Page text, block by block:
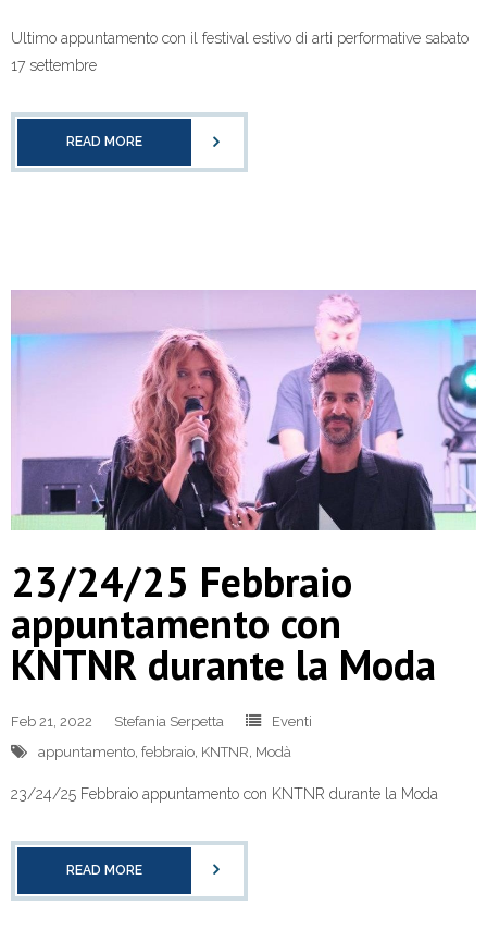
Ultimo appuntamento con il festival estivo di arti performative sabato
17 settembre
READ MORE
23/24/25 Febbraio
appuntamento con
KNTNR durante la Moda
Feb 21, 2022 Stefania Serpetta
Eventi
appuntamento febbraio KNTNR Modà
23/24/25 Febbraio appuntamento con KNTNR durante la Moda
READ MORE